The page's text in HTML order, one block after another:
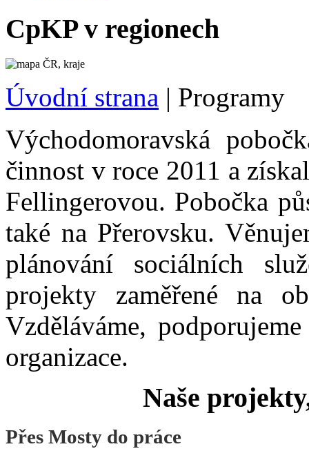
CpKP v regionech
Úvodní strana | Programy
Východomoravská
činnost v roce 2011 a
Fellingerovou. Pobočka
také na Přerovsku.
plánování sociálních
projekty zaměřené na
Vzděláváme,
organizace.
Naše
Přes Mosty do práce